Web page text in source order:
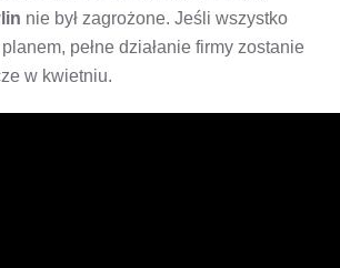
nie był zagrożone. Jeśli wszystko
pełne działanie firmy zostanie
w kwietniu.